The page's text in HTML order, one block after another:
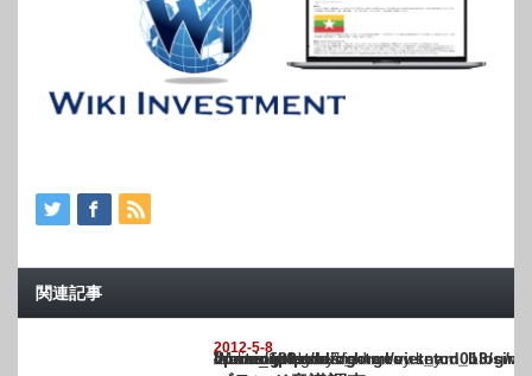
関連記事
2012-5-8
Warning
: Undefined array key "show_category" in
/home/netst/kuno-cpa.co.jp/public_html/vietnam_blog/wp-content/themes/
on line183